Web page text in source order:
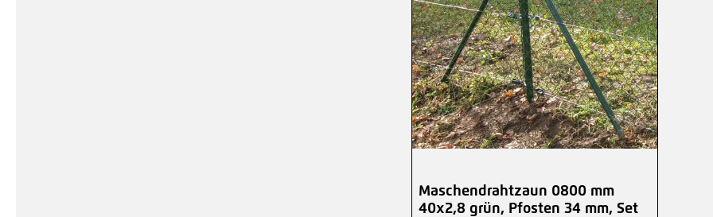
Maschendrahtzaun 0800 mm
40x2,8 grün, Pfosten 34 mm, Set